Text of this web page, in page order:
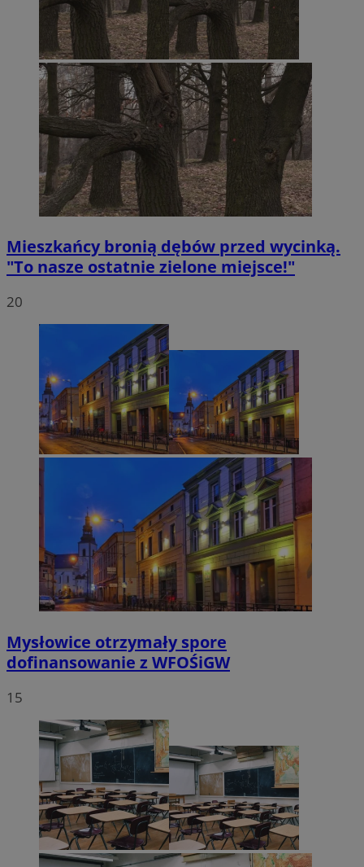
Mieszkańcy bronią dębów przed wycinką.
"To nasze ostatnie zielone miejsce!"
20
Mysłowice otrzymały spore
dofinansowanie z WFOŚiGW
15